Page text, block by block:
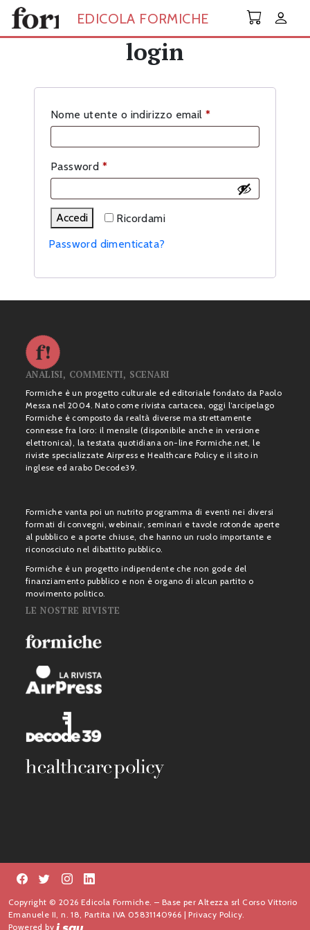
Skip to main content
EDICOLA FORMICHE
login
Nome utente o indirizzo email *Richiesto
Password *Richiesto
Ricordami
Accedi
Password dimenticata?
ANALISI, COMMENTI, SCENARI
Formiche è un progetto culturale ed editoriale fondato da Paolo
Messa nel 2004. Nato come rivista cartacea, oggi l’arcipelago
Formiche è composto da realtà diverse ma strettamente
connesse fra loro: il mensile (disponibile anche in versione
elettronica), la testata quotidiana on-line Formiche.net, le
riviste specializzate Airpress e Healthcare Policy e il sito in
inglese ed arabo Decode39.
Formiche vanta poi un nutrito programma di eventi nei diversi
formati di convegni, webinair, seminari e tavole rotonde aperte
al pubblico e a porte chiuse, che hanno un ruolo importante e
riconosciuto nel dibattito pubblico.
Formiche è un progetto indipendente che non gode del
finanziamento pubblico e non è organo di alcun partito o
movimento politico.
LE NOSTRE RIVISTE
Copyright © 2026 Edicola Formiche. – Base per Altezza srl Corso Vittorio
Emanuele II, n. 18, Partita IVA 05831140966 |Privacy Policy.
Powered by